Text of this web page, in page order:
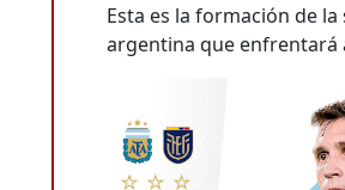
Esta es la formación de la
argentina que enfrentará